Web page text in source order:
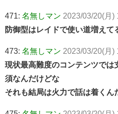
471: 名無しマン 2023/03/20(月)
防御型はレイドで使い道増えて
473: 名無しマン 2023/03/20(月)
現状最高難度のコンテンツでは
須なんだけどな
それも結局は火力で話は着くん